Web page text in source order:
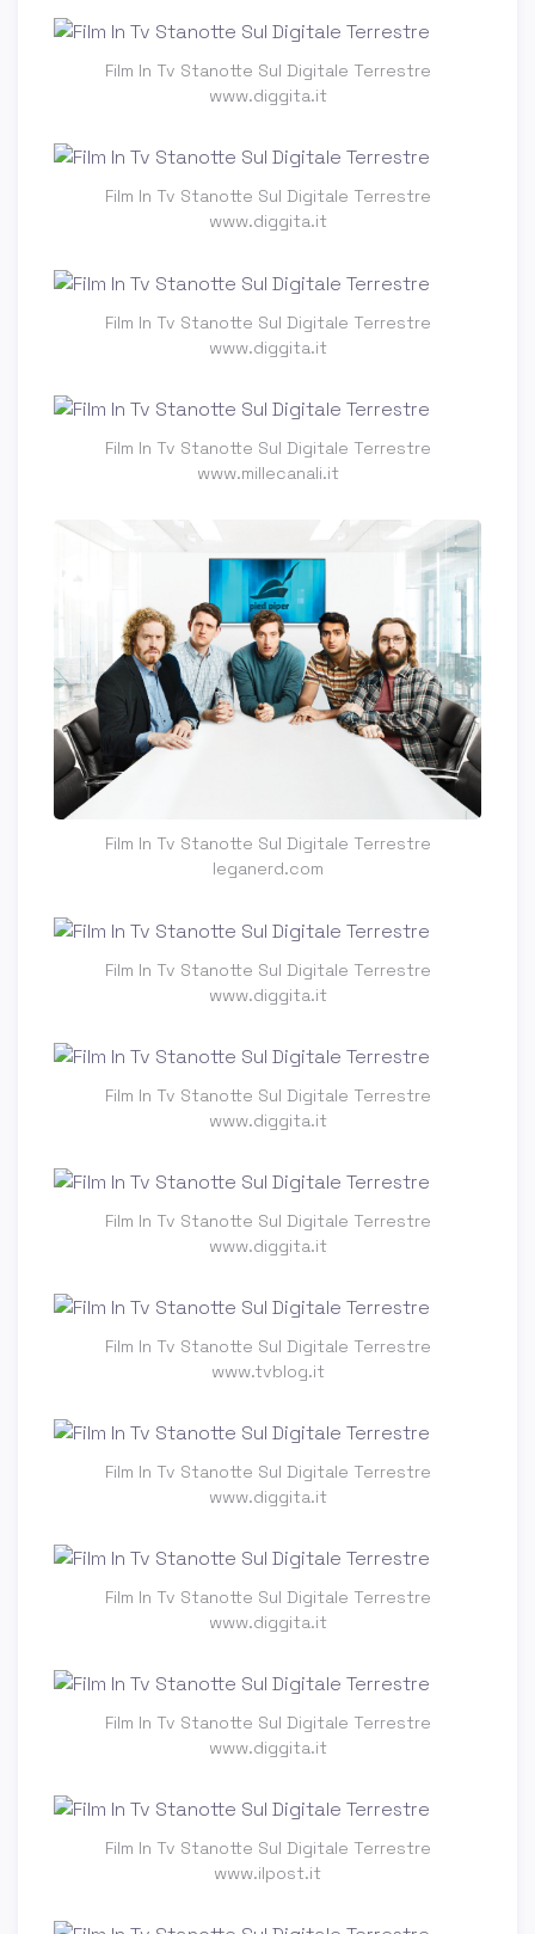
Film In Tv Stanotte Sul Digitale Terrestre
www.diggita.it
Film In Tv Stanotte Sul Digitale Terrestre
www.diggita.it
Film In Tv Stanotte Sul Digitale Terrestre
www.diggita.it
Film In Tv Stanotte Sul Digitale Terrestre
www.millecanali.it
Film In Tv Stanotte Sul Digitale Terrestre
leganerd.com
Film In Tv Stanotte Sul Digitale Terrestre
www.diggita.it
Film In Tv Stanotte Sul Digitale Terrestre
www.diggita.it
Film In Tv Stanotte Sul Digitale Terrestre
www.diggita.it
Film In Tv Stanotte Sul Digitale Terrestre
www.tvblog.it
Film In Tv Stanotte Sul Digitale Terrestre
www.diggita.it
Film In Tv Stanotte Sul Digitale Terrestre
www.diggita.it
Film In Tv Stanotte Sul Digitale Terrestre
www.diggita.it
Film In Tv Stanotte Sul Digitale Terrestre
www.ilpost.it